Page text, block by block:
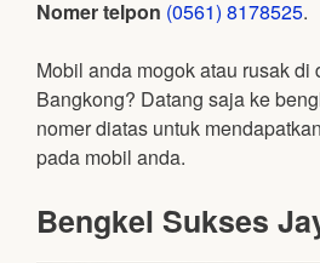
Nomer telpon (0561) 8178525.
Mobil anda mogok atau rusak di
Bangkong? Datang saja ke
nomer diatas untuk
pada mobil anda.
Bengkel Sukses